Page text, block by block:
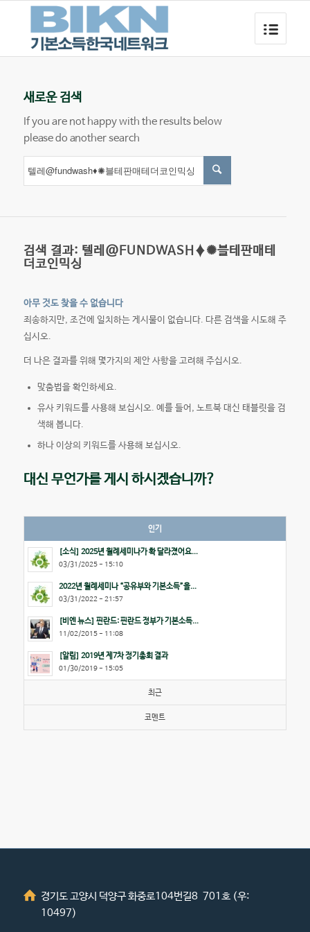
새로운 검색
If you are not happy with the results below
please do another search
검색 결과: 텔레@FUNDWASH♦✺블테판매테
더코인믹싱
아무 것도 찾을 수 없습니다
죄송하지만, 조건에 일치하는 게시물이 없습니다. 다른 검색을 시도해 주
십시오.
더 나은 결과를 위해 몇가지의 제안 사항을 고려해 주십시오.
맞춤법을 확인하세요.
유사 키워드를 사용해 보십시오. 예를 들어, 노트북 대신 태블릿을 검
색해 봅니다.
하나 이상의 키워드를 사용해 보십시오.
대신 무언가를 게시 하시겠습니까?
인기
[소식] 2025년 월례세미나가 확 달라졌어요...
03/31/2025 - 15:10
2022년 월례세미나 “공유부와 기본소득”을...
03/31/2022 - 21:57
[비엔 뉴스] 핀란드: 핀란드 정부가 기본소득...
11/02/2015 - 11:08
[알림] 2019년 제7차 정기총회 결과
01/30/2019 - 15:05
최근
코멘트
경기도 고양시 덕양구 화중로104번길8 701호 (우:
10497)